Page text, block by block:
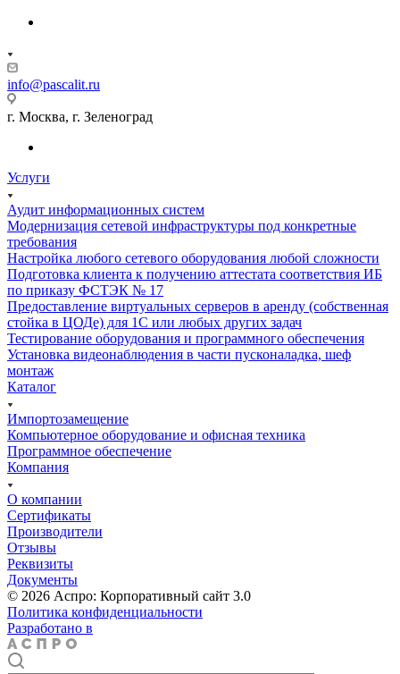
info@pascalit.ru
г. Москва, г. Зеленоград
Услуги
Аудит информационных систем
Модернизация сетевой инфраструктуры под конкретные
требования
Настройка любого сетевого оборудования любой сложности
Подготовка клиента к получению аттестата соответствия ИБ
по приказу ФСТЭК № 17
Предоставление виртуальных серверов в аренду (собственная
стойка в ЦОДе) для 1С или любых других задач
Тестирование оборудования и программного обеспечения
Установка видеонаблюдения в части пусконаладка, шеф
монтаж
Каталог
Импортозамещение
Компьютерное оборудование и офисная техника
Программное обеспечение
Компания
О компании
Сертификаты
Производители
Отзывы
Реквизиты
Документы
© 2026 Аспро: Корпоративный сайт 3.0
Политика конфиденциальности
Разработано в